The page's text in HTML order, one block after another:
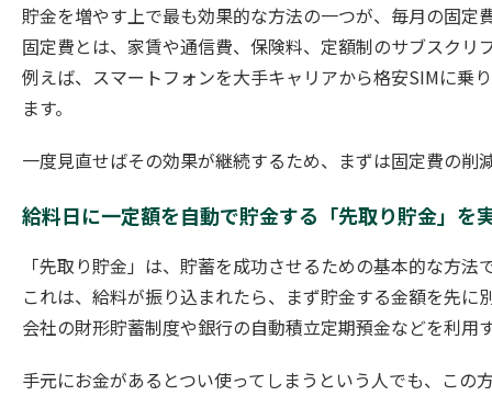
貯金を増やす上で最も効果的な方法の一つが、毎月の固定
固定費とは、家賃や通信費、保険料、定額制のサブスク
例えば、スマートフォンを大手キャリアから格安SIMに乗
ます。
一度見直せばその効果が継続するため、まずは固定費の削
給料日に一定額を自動で貯金する「先取り貯金」を
「先取り貯金」は、貯蓄を成功させるための基本的な方法
これは、給料が振り込まれたら、まず貯金する金額を先
会社の財形貯蓄制度や銀行の自動積立定期預金などを利用
手元にお金があるとつい使ってしまうという人でも、こ